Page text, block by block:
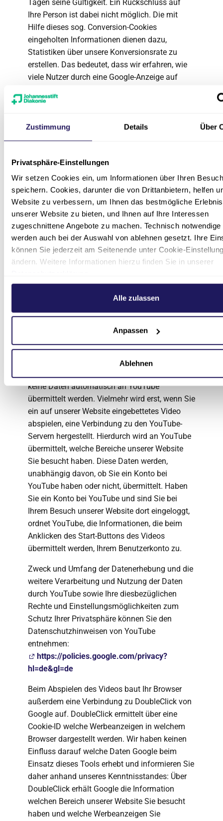
Zustimmung Details Über
Privatsphäre-Einstellungen
Wir setzen Cookies ein, um Informationen über Ihren
speichern. Cookies, darunter die von Drittanbietern, helfen
Website zu verbessern, um Ihnen das bestmögliche
unserer Website zu bieten, und Ihnen auf Ihre Interessen
zugeschnittene Angebote zu machen. Technisch
werden auch bei der Auswahl von ablehnen gesetzt. Ihre
können Sie jederzeit am Seitenende unter Cookie-
ändern. Weitere Informationen hierzu finden Sie in unserer
Alle zulassen
Anpassen
Ablehnen
Tagen seine Gültigkeit. Ein Rückschluss auf
Ihre Person ist dabei nicht möglich. Die mit
Hilfe dieses sog. Conversion-Cookies
eingeholten Informationen dienen dazu,
Statistiken über unsere Konversionsrate zu
erstellen. Das bedeutet, dass wir erfahren, wie
viele Nutzer durch eine Google-Anzeige auf
von 30 Tagen ein Produkt erwerben. Wenn Sie
möchten, können Sie Cookies für Conversion-
Tracking deaktivieren, indem Sie in Ihren
von der entsprechenden Domain blockiert
werden: Google AdWords:
googleadservices.com
YouTube und DoubleClick
Auf unserer Website sind Videos von YouTube,
ein Service der Google Ireland Ltd., Gordon
House, Barrow Street, Dublin 4, Ireland
eingebunden. Wir nutzen den Dienst von
mittels Videos besonders anschaulich zu
vermitteln (Art. 6 Abs. 1 S. 1 f) DSGVO; § 6 Nr. 4
Wir haben die YouTube-Videos im erweiterten
Datenschutzmodus eingebunden. Dies stellt
keine Daten automatisch an YouTube
übermittelt werden. Vielmehr wird erst, wenn Sie
ein auf unserer Website eingebettetes Video
abspielen, eine Verbindung zu den YouTube-
Servern hergestellt. Hierdurch wird an YouTube
übermittelt, welche Bereiche unserer Website
Sie besucht haben. Diese Daten werden,
unabhängig davon, ob Sie ein Konto bei
YouTube haben oder nicht, übermittelt. Haben
Sie ein Konto bei YouTube und sind Sie bei
Ihrem Besuch unserer Website dort eingeloggt,
ordnet YouTube, die Informationen, die beim
Anklicken des Start-Buttons des Videos
übermittelt werden, Ihrem Benutzerkonto zu.
Zweck und Umfang der Datenerhebung und die
weitere Verarbeitung und Nutzung der Daten
durch YouTube sowie Ihre diesbezüglichen
Rechte und Einstellungsmöglichkeiten zum
Schutz Ihrer Privatsphäre können Sie den
Datenschutzhinweisen von YouTube
entnehmen:
https://policies.google.com/privacy?
hl=de&gl=de
Beim Abspielen des Videos baut Ihr Browser
außerdem eine Verbindung zu DoubleClick von
Google auf. DoubleClick ermittelt über eine
Cookie-ID welche Werbeanzeigen in welchem
Browser dargestellt werden. Wir haben keinen
Einfluss darauf welche Daten Google beim
Einsatz dieses Tools erhebt und informieren Sie
daher anhand unseres Kenntnisstandes: Über
DoubleClick erhält Google die Information
welchen Bereich unserer Website Sie besucht
haben und welche Werbeanzeigen Sie